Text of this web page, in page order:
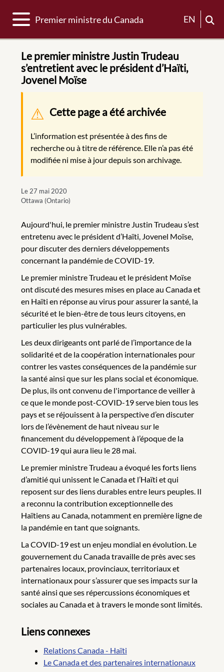
Basculer la navigation
Premier ministre du Canada EN
Le premier ministre Justin Trudeau
s’entretient avec le président d’Haïti,
Jovenel Moïse
Message d'avertissement
Cette page a été archivée
L’information est présentée à des fins de
recherche ou à titre de référence. Elle n’a pas été
modifiée ni mise à jour depuis son archivage.
Le 27 mai 2020
Ottawa (Ontario)
Aujourd'hui, le premier ministre Justin Trudeau s’est
entretenu avec le président d’Haïti, Jovenel Moïse,
pour discuter des derniers développements
concernant la pandémie de COVID-19.
Le premier ministre Trudeau et le président Moïse
ont discuté des mesures mises en place au Canada et
en Haïti en réponse au virus pour assurer la santé, la
sécurité et le bien-être de tous leurs citoyens, en
particulier les plus vulnérables.
Les deux dirigeants ont parlé de l’importance de la
solidarité et de la coopération internationales pour
contrer les vastes conséquences de la pandémie sur
la santé ainsi que sur les plans social et économique.
De plus, ils ont convenu de l'importance de veiller à
ce que le monde post-COVID-19 serve bien tous les
pays et se réjouissent à la perspective d’en discuter
lors de l’évènement de haut niveau sur le
financement du développement à l’époque de la
COVID-19 qui aura lieu le 28 mai.
Le premier ministre Trudeau a évoqué les forts liens
d’amitié qui unissent le Canada et l’Haïti et qui
reposent sur des liens durables entre leurs peuples. Il
a reconnu la contribution exceptionnelle des
Haïtiens au Canada, notamment en première ligne de
la pandémie en tant que soignants.
La COVID-19 est un enjeu mondial en évolution. Le
gouvernement du Canada travaille de près avec ses
partenaires locaux, provinciaux, territoriaux et
internationaux pour s’assurer que ses impacts sur la
santé ainsi que ses répercussions économiques et
sociales au Canada et à travers le monde sont limités.
Liens connexes
Relations Canada - Haïti
Le Canada et des partenaires internationaux